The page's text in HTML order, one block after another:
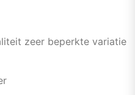
zeer beperkte variatie